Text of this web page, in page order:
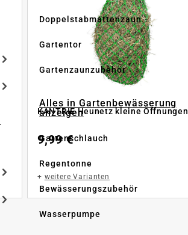
Doppelstabmattenzaun
Gartentor
Gartenzaunzubehör
Alles in Gartenbewässerung
anzeigen
Gartenschlauch
Regentonne
Bewässerungszubehör
Wasserpumpe
KANTRIE Heunetz kleine Öffnungen
9,99 €
+ weitere Varianten